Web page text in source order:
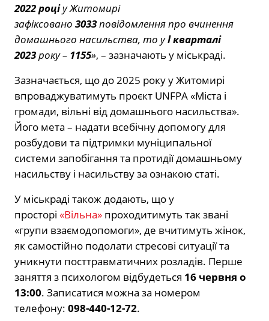
2022 роціу Житомирі
зафіксовано 3033повідомлення про вчинення
домашнього насильства, то уl кварталі
2023року – 1155», – зазначають у міськраді.
Зазначається, що до 2025 року у Житомирі
впроваджуватимуть проєкт UNFPA «Міста і
громади, вільні від домашнього насильства».
Його мета – надати всебічну допомогу для
розбудови та підтримки муніципальної
системи запобігання та протидії домашньому
насильству і насильству за ознакою статі.
У міськраді також додають, що у
просторі «Вільна» проходитимуть так звані
«групи взаємодопомоги», де вчитимуть жінок,
як самостійно подолати стресові ситуації та
уникнути посттравматичних розладів. Перше
заняття з психологом відбудеться 16 червня о
13:00. Записатися можна за номером
телефону: 098-440-12-72.